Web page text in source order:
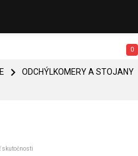
0
 ODCHÝLKOMERY A STOJANY
skutočnosti